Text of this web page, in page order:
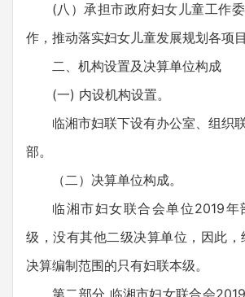
(八）承担市政府妇女儿童工作
作，推动落实妇女儿童发展规划各项目
二、机构设置及决算单位构成
(一) 内设机构设置。
临湘市妇联下设有办公室、组织
部。
（二）决算单位构成。
临湘市妇女联合会单位2019年
级，没有其他二级决算单位，因此
决算编制范围的只有妇联本级。
第二部分 临湘市妇女联合会